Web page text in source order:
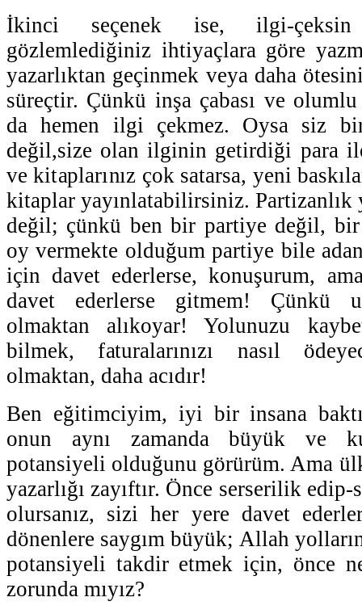
İkinci seçenek ise, ilgi-
gözlemlediğiniz ihtiyaçlara göre
yazarlıktan geçinmek veya daha
süreçtir. Çünkü inşa çabası ve
da hemen ilgi çekmez. Oysa siz
değil,size olan ilginin getirdiği para
ve kitaplarınız çok satarsa, yeni
kitaplar yayınlatabilirsiniz. Partizanlık
değil; çünkü ben bir partiye değil, bir
oy vermekte olduğum partiye bile
için davet ederlerse, konuşurum,
davet ederlerse gitmem! Çünkü
olmaktan alıkoyar! Yolunuzu
bilmek, faturalarınızı nasıl
olmaktan, daha acıdır!
Ben eğitimciyim, iyi bir insana
onun aynı zamanda büyük ve
potansiyeli olduğunu görürüm. Ama
yazarlığı zayıftır. Önce serserilik
olursanız, sizi her yere davet
dönenlere saygım büyük; Allah
potansiyeli takdir etmek için, önce
zorunda mıyız?